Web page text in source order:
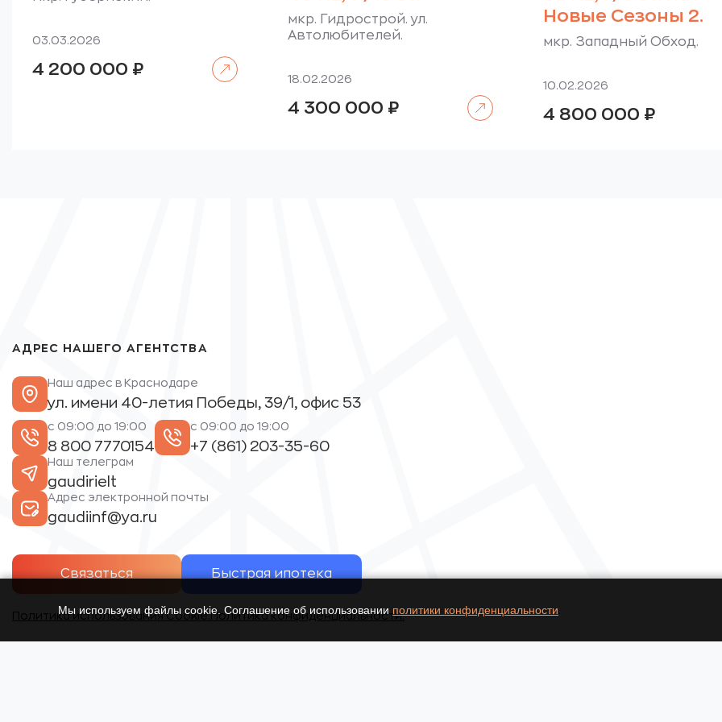
03.03.2026
4 200 000 ₽
мкр. Гидрострой. ул.
Автолюбителей.
18.02.2026
4 300 000 ₽
Новые Сезоны 2.
мкр. Западный Обход.
10.02.2026
4 800 000 ₽
АДРЕС НАШЕГО АГЕНТСТВА
Наш адрес в Краснодаре
ул. имени 40-летия Победы, 39/1, офис 53
с 09:00 до 19:00
8 800 7770154
с 09:00 до 19:00
+7 (861) 203-35-60
Наш телеграм
gaudirielt
Адрес электронной почты
gaudiinf@ya.ru
Связаться Быстрая ипотека
Политика использования Cookie.Политика конфиденциальности.
Мы используем файлы cookie. Соглашение об использовании политики конфиденциальности